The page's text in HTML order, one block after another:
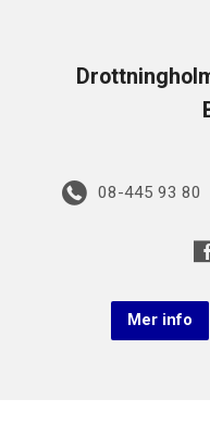
08-445 93 80
Mer info